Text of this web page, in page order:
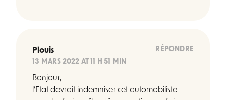
Plouis
13 MARS 2022 AT 11 H 51 MIN
RÉPONDRE
Bonjour,
l’Etat devrait indemniser cet automobiliste